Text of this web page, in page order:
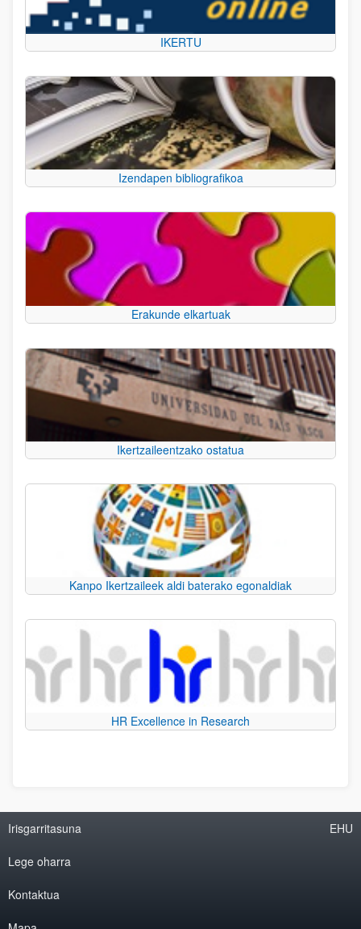
IKERTU
Izendapen bibliografikoa
Erakunde elkartuak
Ikertzaileentzako ostatua
Kanpo Ikertzaileek aldi baterako egonaldiak
HR Excellence in Research
Irisgarritasuna
Lege oharra
Kontaktua
EHU